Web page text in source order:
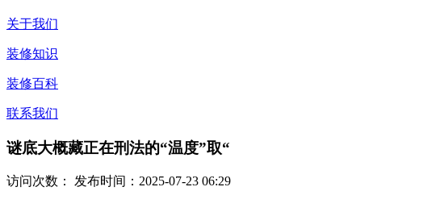
关于我们
装修知识
装修百科
联系我们
谜底大概藏正在刑法的“温度”取“
访问次数： 发布时间：2025-07-23 06:29